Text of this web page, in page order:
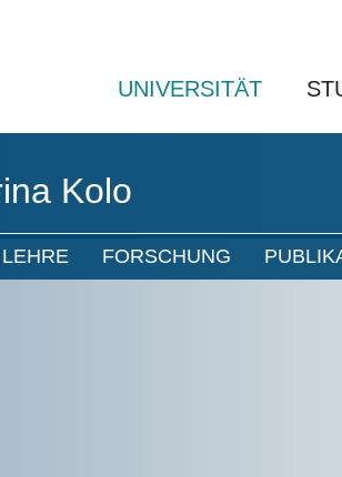
UNIVERSITÄT
Kolo
LEHRE FORSCHUNG